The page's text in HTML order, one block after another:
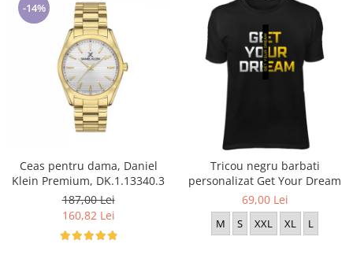
-14%
Ceas pentru dama, Daniel
Klein Premium, DK.1.13340.3
187,00 Lei
160,82 Lei
Tricou negru barbati
personalizat Get Your Dream
69,00 Lei
M S XXL XL L